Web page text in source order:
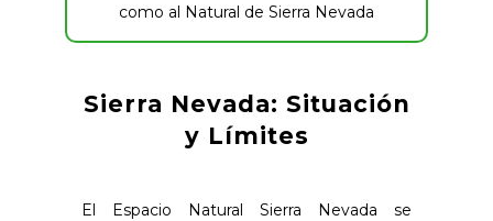
como al Natural de Sierra Nevada
Sierra Nevada: Situación
y Límites
El Espacio Natural Sierra Nevada se